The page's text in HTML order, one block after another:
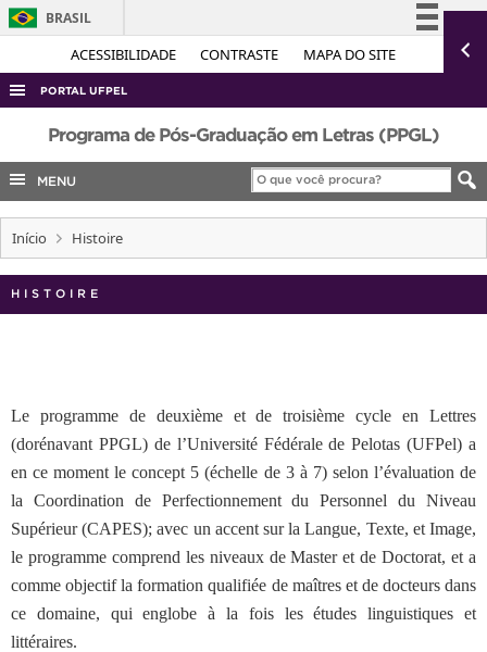
ACESSIBILIDADE CONTRASTE MAPA DO SITE
BRASIL
Simplifique!
Acesso à informação
Legislação
Canais
PORTAL UFPEL
ACESSO À INFORMAÇÃO
AUDITORIA
COBALTO
CONCURSOS
EDITAIS
INTERNACIONAL
TELEFONES
Programa de Pós-Graduação em Letras (PPGL)
MENU
Início Histoire
HISTOIRE
Le programme de deuxième et de troisième cycle en Lettres
(dorénavant PPGL) de l’Université Fédérale de Pelotas (UFPel) a
en ce moment le concept 5 (échelle de 3 à 7) selon l’évaluation de
la Coordination de Perfectionnement du Personnel du Niveau
Supérieur (CAPES); avec un accent sur la Langue, Texte, et Image,
le programme comprend les niveaux de Master et de Doctorat, et a
comme objectif la formation qualifiée de maîtres et de docteurs dans
ce domaine, qui englobe à la fois les études linguistiques et
littéraires.